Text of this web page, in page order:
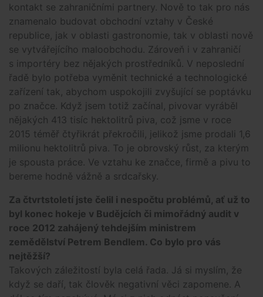
kontakt se zahraničními partnery. Nově to tak pro nás
znamenalo budovat obchodní vztahy v České
republice, jak v oblasti gastronomie, tak v oblasti nově
se vytvářejícího maloobchodu. Zároveň i v zahraničí
s importéry bez nějakých prostředníků. V neposlední
řadě bylo potřeba vyměnit technické a technologické
zařízení tak, abychom uspokojili zvyšující se poptávku
po značce. Když jsem totiž začínal, pivovar vyráběl
nějakých 413 tisíc hektolitrů piva, což jsme v roce
2015 téměř čtyřikrát překročili, jelikož jsme prodali 1,6
milionu hektolitrů piva. To je obrovský růst, za kterým
je spousta práce. Ve vztahu ke značce, firmě a pivu to
bereme hodně vážně a srdcařsky.
Za čtvrtstoletí jste čelil i nespočtu problémů, ať už to
byl konec hokeje v Budějcích či mimořádný audit v
roce 2012 zahájený tehdejším ministrem
zemědělství Petrem Bendlem. Co bylo pro vás
nejtěžší?
Takových záležitostí byla celá řada. Já si myslím, že
když se daří, tak člověk negativní věci zapomene. A